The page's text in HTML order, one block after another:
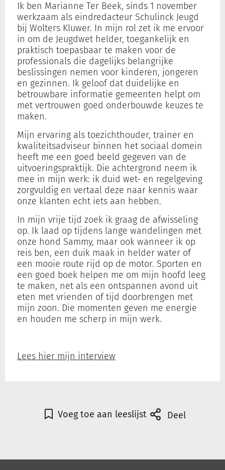
Registreren
Ik ben Marianne Ter Beek, sinds 1 november
werkzaam als eindredacteur Schulinck Jeugd
bij Wolters Kluwer. In mijn rol zet ik me ervoor
in om de Jeugdwet helder, toegankelijk en
praktisch toepasbaar te maken voor de
professionals die dagelijks belangrijke
beslissingen nemen voor kinderen, jongeren
en gezinnen. Ik geloof dat duidelijke en
betrouwbare informatie gemeenten helpt om
met vertrouwen goed onderbouwde keuzes te
maken.
Mijn ervaring als toezichthouder, trainer en
kwaliteitsadviseur binnen het sociaal domein
heeft me een goed beeld gegeven van de
uitvoeringspraktijk. Die achtergrond neem ik
mee in mijn werk: ik duid wet- en regelgeving
zorgvuldig en vertaal deze naar kennis waar
onze klanten echt iets aan hebben.
In mijn vrije tijd zoek ik graag de afwisseling
op. Ik laad op tijdens lange wandelingen met
onze hond Sammy, maar ook wanneer ik op
reis ben, een duik maak in helder water of
een mooie route rijd op de motor. Sporten en
een goed boek helpen me om mijn hoofd leeg
te maken, net als een ontspannen avond uit
eten met vrienden of tijd doorbrengen met
mijn zoon. Die momenten geven me energie
en houden me scherp in mijn werk.
Lees hier mijn interview
Voeg toe aan leeslijst Deel